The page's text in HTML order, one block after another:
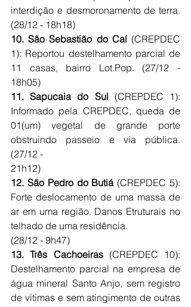
interdição e desmoronamento de terra.
(28/12 - 18h18)
10. São Sebastião do Caí (CREPDEC
1): Reportou destelhamento parcial de
11 casas, bairro Lot.Pop. (27/12 -
18h05)
11. Sapucaia do Sul (CREPDEC 1):
Informado pela CREPDEC, queda de
01(um) vegetal de grande porte
obstruindo passeio e via pública.
(27/12 -
21h12)
12. São Pedro do Butiá (CREPDEC 5):
Forte deslocamento de uma massa de
ar em uma região. Danos Etruturais no
telhado de uma residência.
(28/12 - 9h47)
13. Três Cachoeiras (CREPDEC 10):
Destelhamento parcial na empresa de
água mineral Santo Anjo, sem registro
de vítimas e sem atingimento de outras